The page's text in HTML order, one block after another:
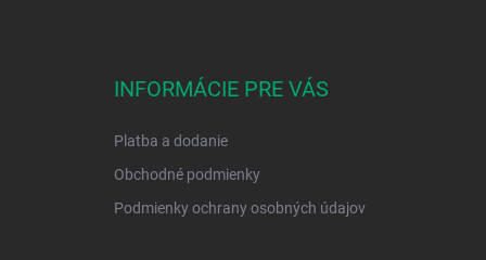
INFORMÁCIE PRE VÁS
Platba a dodanie
Obchodné podmienky
Podmienky ochrany osobných údajov